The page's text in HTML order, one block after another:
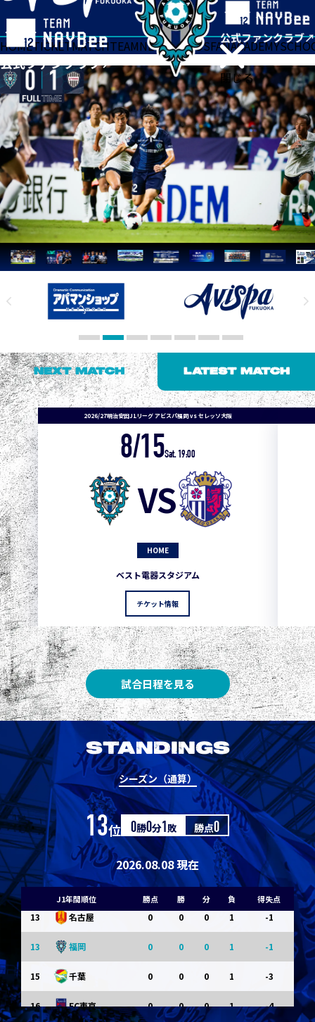
閉じる
HOMETICKETMATCHTEAMNEWSGOODSFANACADEMY
NEXT MATCH LATEST MATCH
2026/27明治安田J1リーグ アビスパ福岡 vs セレッソ大阪
8/15Sat. 19:00
VS
HOME
ベスト電器スタジアム
チケット情報
試合日程を見る
STANDINGS
シーズン（通算）
13位 0勝0分1敗 勝点0
2026.08.08 現在
J1年間順位 勝点 勝 分 負 得失点
1 3
2 3 1
3
3 Ｇ大阪 3 1 0 0 1
5 柏 3 1 0 1
5 Ｃ大阪 3 1 0 0 1
3 1 0 1
7 神戸 3 1 0 0 1
浦和 0 0 1 -1
9 横浜FM 0 0 1 -1
11 水戸 0 0 1 -1
11 岡山 0 0 0 1 -1
13 名古屋 0 0 0 1 -1
13 福岡 0 0 0 1 -1
15 千葉 0 0 0 1 -3
16 FC東京 0 0 0 1 -4